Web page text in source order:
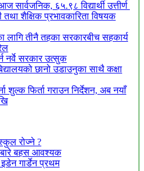
सार्वजनिक, ६५.९८ विद्यार्थी उत्तीर्ण
तथा शैक्षिक प्रभावकारिता विषयक
लागि तीनै तहका सरकारबीच सहकार्य
नर्वे सरकार उत्सुक
छानो उडाउनुका साथै कक्षा
शुल्क फिर्ता गराउन निर्देशन, अब नयाँ
रोज्ने ?
बहस आवश्यक
गार्डेन प्रथम